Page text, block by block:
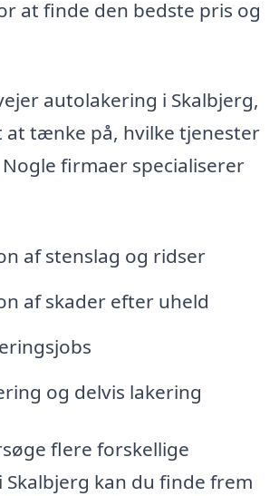
at finde den bedste pris og
autolakering i Skalbjerg,
at tænke på, hvilke tjenester
firmaer specialiserer
af stenslag og ridser
af skader efter uheld
og delvis lakering
flere forskellige
kan du finde frem